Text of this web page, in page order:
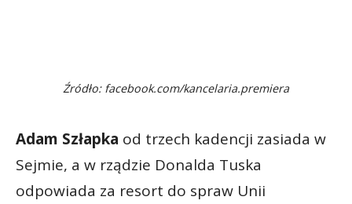
Źródło: facebook.com/kancelaria.premiera
Adam Szłapka od trzech kadencji zasiada w
Sejmie, a w rządzie Donalda Tuska
odpowiada za resort do spraw Unii